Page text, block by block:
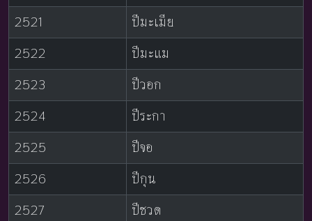
2521
ปีมะเมีย
2522
ปีมะแม
2523
ปีวอก
2524
ปีระกา
2525
ปีจอ
2526
ปีกุน
2527
ปีชวด